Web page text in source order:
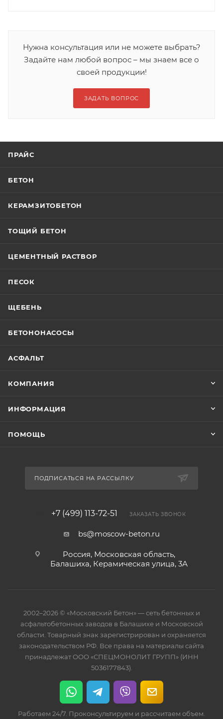
Нужна консультация или не можете выбрать?
Задайте нам любой вопрос – мы знаем все о
своей продукции!
ЗАДАТЬ ВОПРОС
ПРАЙС
БЕТОН
КЕРАМЗИТОБЕТОН
ТОЩИЙ БЕТОН
ЦЕМЕНТНЫЙ РАСТВОР
ПЕСОК
ЩЕБЕНЬ
БЕТОНОНАСОСЫ
АСФАЛЬТ
КОМПАНИЯ
ИНФОРМАЦИЯ
ПОМОЩЬ
ПОДПИСАТЬСЯ НА РАССЫЛКУ
+7 (499) 113-72-51 ЗАКАЗАТЬ ЗВОНОК
bs@moscow-beton.ru
Россия, Московская область,
Балашиха, Керамическая улица, 3А
2002–2026 © «Московский Бетон» — сеть бетонных и
асфальтобетонных заводов в Балашихе и Московской
области. Товарный знак зарегистрирован и охраняется
законодательством РФ. Все права на материалы сайта
принадлежат ООО «СПЕЦМОНОЛИТ ГРУПП» (ИНН
5036177843).
Работаем 24/7. Проконсультируем и рассчитаем объем.